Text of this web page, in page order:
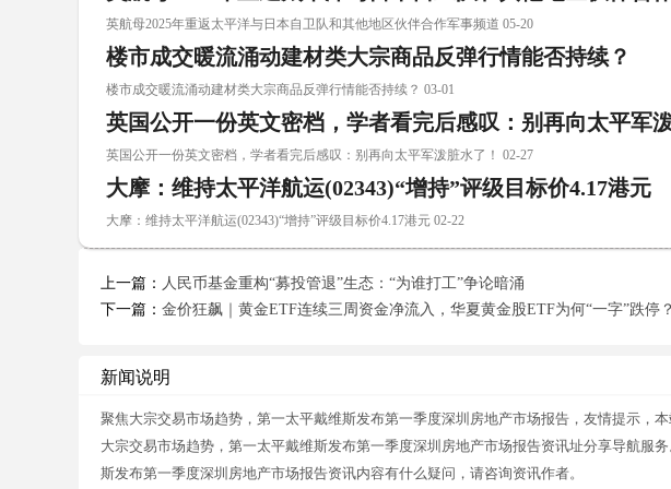
英航母2025年重返太平洋与日本自卫队和其他地区伙伴合作军事频道 05-20
楼市成交暖流涌动建材类大宗商品反弹行情能否持续？
楼市成交暖流涌动建材类大宗商品反弹行情能否持续？ 03-01
英国公开一份英文密档，学者看完后感叹：别再向太平军
英国公开一份英文密档，学者看完后感叹：别再向太平军泼脏水了！ 02-27
大摩：维持太平洋航运(02343)“增持”评级目标价4.17港元
大摩：维持太平洋航运(02343)“增持”评级目标价4.17港元 02-22
上一篇： 人民币基金重构“募投管退”生态：“为谁打工”争论暗涌
下一篇： 金价狂飙｜黄金ETF连续三周资金净流入，华夏黄金股ETF为何“一字”跌停？
新闻说明
聚焦大宗交易市场趋势，第一太平戴维斯发布第一季度深圳房地产市场报告，友情提示，
大宗交易市场趋势，第一太平戴维斯发布第一季度深圳房地产市场报告资讯址分享导航服
斯发布第一季度深圳房地产市场报告资讯内容有什么疑问，请咨询资讯作者。